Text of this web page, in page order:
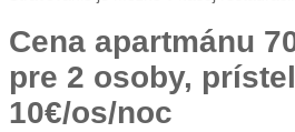
Cena apartmánu
pre 2 osoby,
10€/os/noc